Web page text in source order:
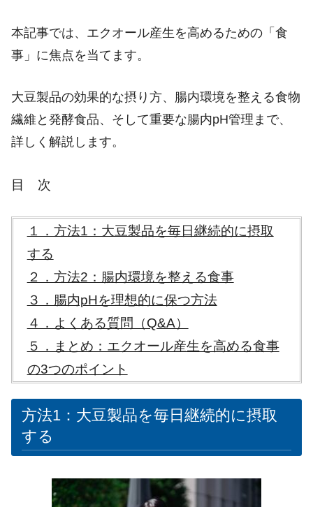
本記事では、エクオール産生を高めるための「食
事」に焦点を当てます。
大豆製品の効果的な摂り方、腸内環境を整える食物
繊維と発酵食品、そして重要な腸内pH管理まで、
詳しく解説します。
目 次
１．方法1：大豆製品を毎日継続的に摂取
する
２．方法2：腸内環境を整える食事
３．腸内pHを理想的に保つ方法
４．よくある質問（Q&A）
５．まとめ：エクオール産生を高める食事
の3つのポイント
方法1：大豆製品を毎日継続的に摂取
する